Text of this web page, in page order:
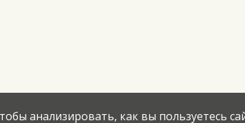
анализировать, как вы пользуетесь